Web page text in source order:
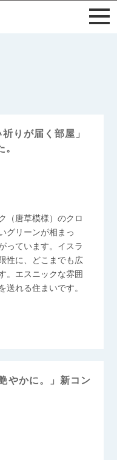
りが届く部屋」
（唐草模様）のクロ
グリーンが相まっ
っています。イスラ
性に、どこまでも広
。エスニックな雰囲
送れる住まいです。
やかに。」新コン